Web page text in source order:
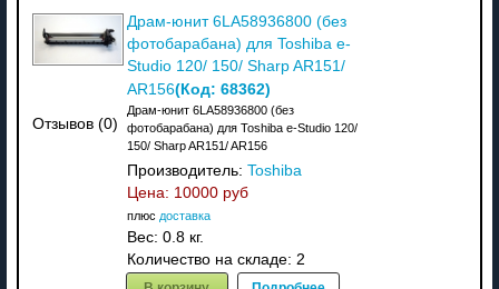
Отзывов (0)
Драм-юнит 6LA58936800 (без
фотобарабана) для Toshiba e-
Studio 120/ 150/ Sharp AR151/
AR156(Код: 68362)
Драм-юнит 6LA58936800 (без
фотобарабана) для Toshiba e-Studio 120/
150/ Sharp AR151/ AR156
Производитель: Toshiba
Цена: 10000 руб
плюс доставка
Вес: 0.8 кг.
Количество на складе: 2